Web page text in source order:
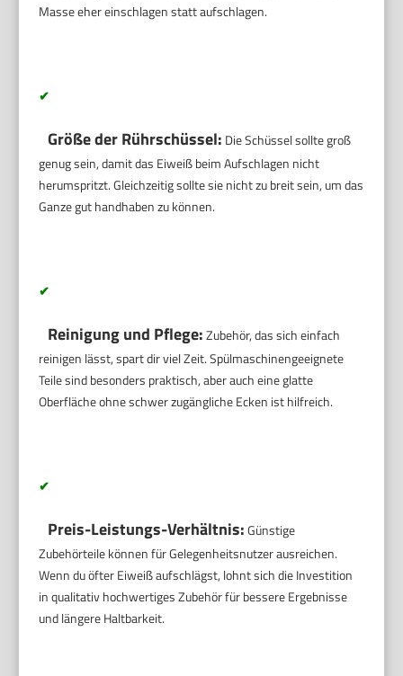
Masse eher einschlagen statt aufschlagen.
✔
Größe der Rührschüssel: Die Schüssel sollte groß
genug sein, damit das Eiweiß beim Aufschlagen nicht
herumspritzt. Gleichzeitig sollte sie nicht zu breit sein, um das
Ganze gut handhaben zu können.
✔
Reinigung und Pflege:Zubehör, das sich einfach
reinigen lässt, spart dir viel Zeit. Spülmaschinengeeignete
Teile sind besonders praktisch, aber auch eine glatte
Oberfläche ohne schwer zugängliche Ecken ist hilfreich.
✔
Preis-Leistungs-Verhältnis:Günstige
Zubehörteile können für Gelegenheitsnutzer ausreichen.
Wenn du öfter Eiweiß aufschlägst, lohnt sich die Investition
in qualitativ hochwertiges Zubehör für bessere Ergebnisse
und längere Haltbarkeit.